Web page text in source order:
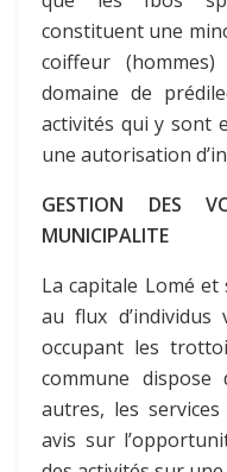
constituent une
coiffeur
domaine de
activités qui y sont
une autorisation
GESTION DES
MUNICIPALITE
La capitale Lomé
au flux
occupant les
commune dispose
autres, les
avis sur